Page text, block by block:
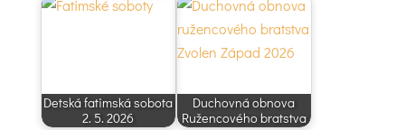
Detská fatimská sobota
2. 5. 2026
Duchovná obnova
Ružencového bratstva